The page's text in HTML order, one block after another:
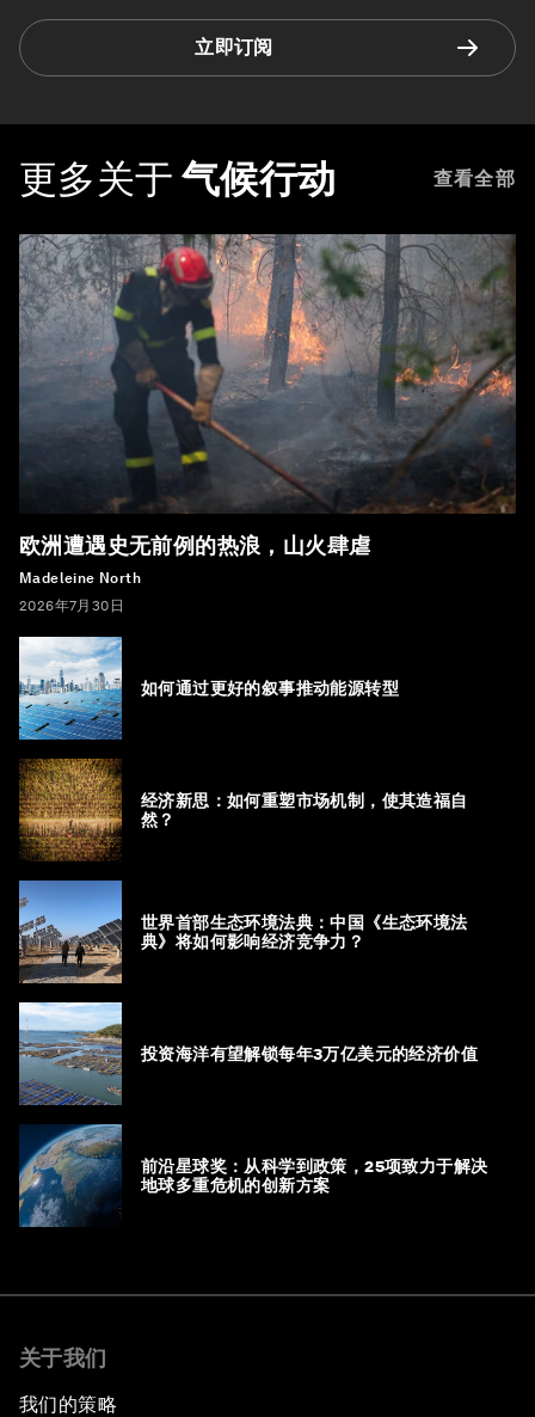
立即订阅
更多关于 气候行动 查看全部
欧洲遭遇史无前例的热浪，山火肆虐
Madeleine North
2026年7月30日
如何通过更好的叙事推动能源转型
经济新思：如何重塑市场机制，使其造福自
然？
世界首部生态环境法典：中国《生态环境法
典》将如何影响经济竞争力？
投资海洋有望解锁每年3万亿美元的经济价值
前沿星球奖：从科学到政策，25项致力于解决
地球多重危机的创新方案
关于我们
我们的策略